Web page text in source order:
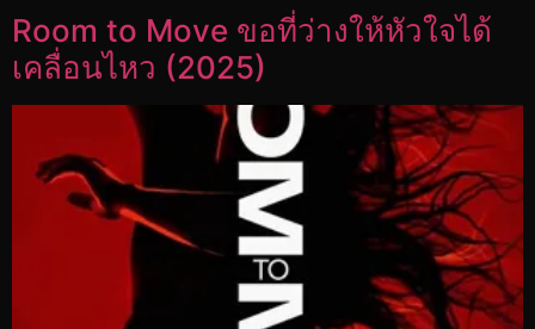
Room to Move ขอที่ว่างให้หัวใจได้
เคลื่อนไหว (2025)